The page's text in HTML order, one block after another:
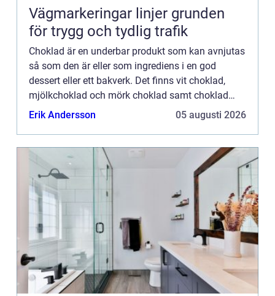
Vägmarkeringar linjer grunden
för trygg och tydlig trafik
Choklad är en underbar produkt som kan avnjutas
så som den är eller som ingrediens i en god
dessert eller ett bakverk. Det finns vit choklad,
mjölkchoklad och mörk choklad samt choklad
med massa olika smaker. Den smaksatta
Erik Andersson 05 augusti 2026